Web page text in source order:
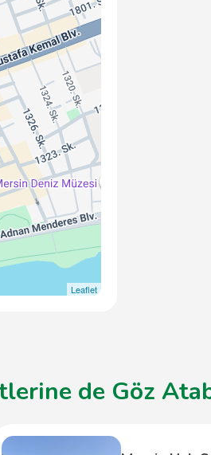
Leaflet
de Göz